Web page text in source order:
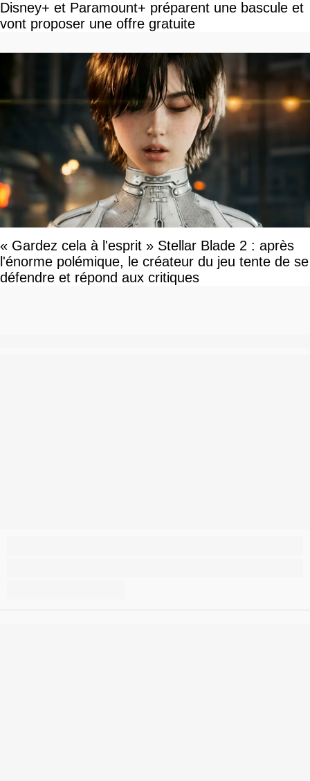
Disney+ et Paramount+ préparent une bascule et
vont proposer une offre gratuite
« Gardez cela à l'esprit » Stellar Blade 2 : après
l'énorme polémique, le créateur du jeu tente de se
défendre et répond aux critiques